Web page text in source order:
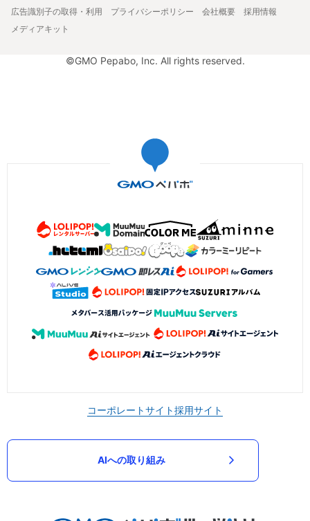
広告識別子の取得・利用
プライバシーポリシー 会社概要
採用情報
メディアキット
©GMO Pepabo, Inc. All rights reserved.
コーポレートサイト採用サイト
AIへの取り組み